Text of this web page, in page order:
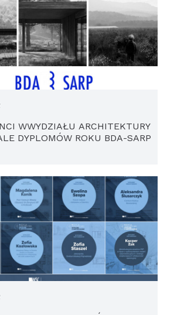
WWYDZIAŁU ARCHITEKTURY
DYPLOMÓW ROKU BDA-SARP